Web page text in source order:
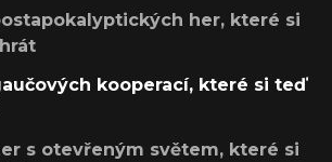
her, které si
kooperací, které si teď
s otevřeným světem, které si